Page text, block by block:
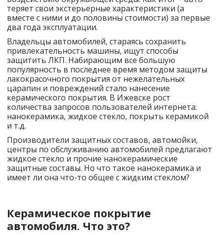
теряет свои экстерьерные характеристики (а
вместе с ними и до половины стоимости) за первые
два года эксплуатации.
Владельцы автомобилей, стараясь сохранить
привлекательность машины, ищут способы
защитить ЛКП. Набирающим все большую
популярность в последнее время методом защиты
лакокрасочного покрытия от нежелательных
царапин и повреждений стало нанесение
керамического покрытия. В Ижевске рост
количества запросов пользователей интернета:
нанокерамика, жидкое стекло, покрыть керамикой
и т.д.
Производители защитных составов, автомойки,
центры по обслуживанию автомобилей предлагают
жидкое стекло и прочие нанокерамические
защитные составы. Но что такое нанокерамика и
имеет ли она что-то общее с жидким стеклом?
Керамическое покрытие
автомобиля. Что это?